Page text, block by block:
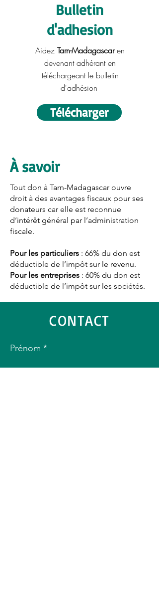
Bulletin
d'adhesion
Aidez Tarn-Madagascaren
devenant adhéranten
téléchargeant le bulletin
d'adhésion
Télécharger
À savoir
Tout don à Tarn-Madagascar ouvre
droit à des avantages fiscaux pour ses
donateurs car elle est reconnue
d’intérêt général par l’administration
fiscale.
Pour les particuliers : 66% du don est
déductible de l’impôt sur le revenu.
Pour les entreprises : 60% du don est
déductible de l’impôt sur les sociétés.
CONTACT
Prénom